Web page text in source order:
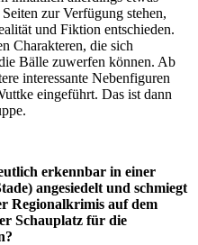
zur Verfügung stehen,
und Fiktion entschieden.
Charakteren, die sich
Bälle zuwerfen können. Ab
interessante Nebenfiguren
eingeführt. Das ist dann
erkennbar in einer
angesiedelt und schmiegt
Regionalkrimis auf dem
Schauplatz für die